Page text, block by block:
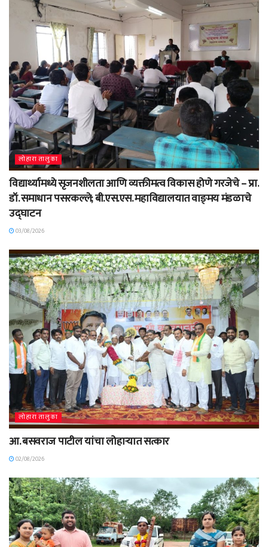
लोहारा तालुका
विद्यार्थ्यामध्ये सृजनशीलता आणि व्यक्तीमत्व विकास होणे गरजेचे – प्रा.
डॉ. समाधान पसरकल्ले; बी.एस.एस. महाविद्यालयात वाङ्‌मय मंडळाचे
उद्घाटन
03/08/2026
लोहारा तालुका
आ. बसवराज पाटील यांचा लोहाऱ्यात सत्कार
02/08/2026